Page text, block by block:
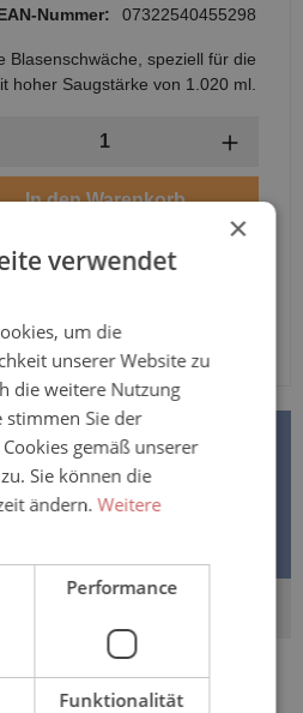
Nummer:
07322540455298
Blasenschwäche, speziell für die
hoher Saugstärke von 1.020 ml.
In den Warenkorb
NIGHT™ 72 Stück
bei mittlerer
×
verwendet
um die
unserer Website zu
die weitere Nutzung
stimmen Sie der
gemäß unserer
Sie können die
ändern.Weitere
Performance
Funktionalität